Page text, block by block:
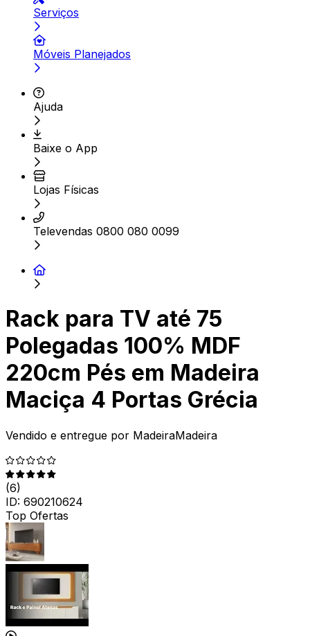
Serviços
Móveis Planejados
Ajuda
Baixe o App
Lojas Físicas
Televendas 0800 080 0099
Rack para TV até 75
Polegadas 100% MDF
220cm Pés em Madeira
Maciça 4 Portas Grécia
Vendido e entregue por MadeiraMadeira
(6)
ID: 690210624
Top Ofertas